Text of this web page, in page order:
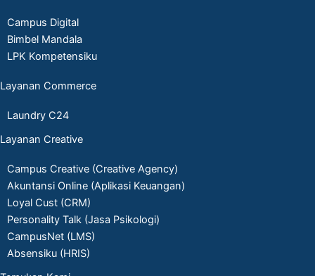
Campus Digital
Bimbel Mandala
LPK Kompetensiku
Layanan Commerce
Laundry C24
Layanan Creative
Campus Creative (Creative Agency)
Akuntansi Online (Aplikasi Keuangan)
Loyal Cust (CRM)
Personality Talk (Jasa Psikologi)
CampusNet (LMS)
Absensiku (HRIS)